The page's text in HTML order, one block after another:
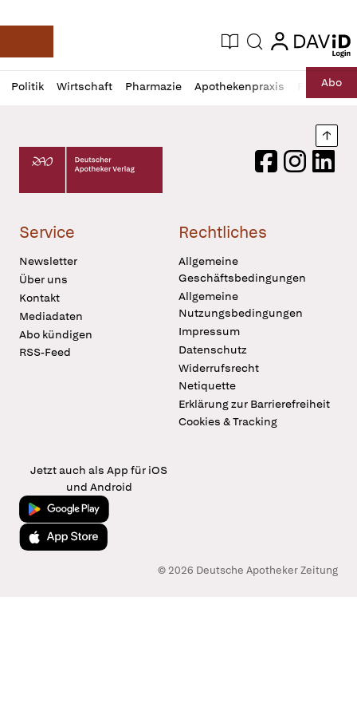
Deutsche Apotheker Zeitung
Aktuelle Ausgabe
Suche login
login
Politik Wirtschaft Pharmazie Apothekenpraxis RechtAbo
Profil
öffnen
Daz
Pur
Deutscher Apotheker Verlag Logo
FacebookInstagram
Service
Newsletter
Über uns
Kontakt
Mediadaten
Abo kündigen
RSS-Feed
Rechtliches
Allgemeine
Geschäftsbedingungen
Allgemeine
Nutzungsbedingungen
Impressum
Datenschutz
Widerrufsrecht
Netiquette
Erklärung zur Barrierefreiheit
Cookies & Tracking
Jetzt auch als App für iOS
und Android
Jetzt bei Google Play
Laden im App Store
© 2026 Deutsche Apotheker Zeitung